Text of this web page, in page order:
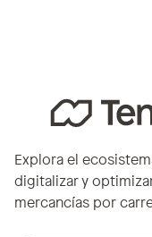
Explora el
digitalizar y
mercancías por